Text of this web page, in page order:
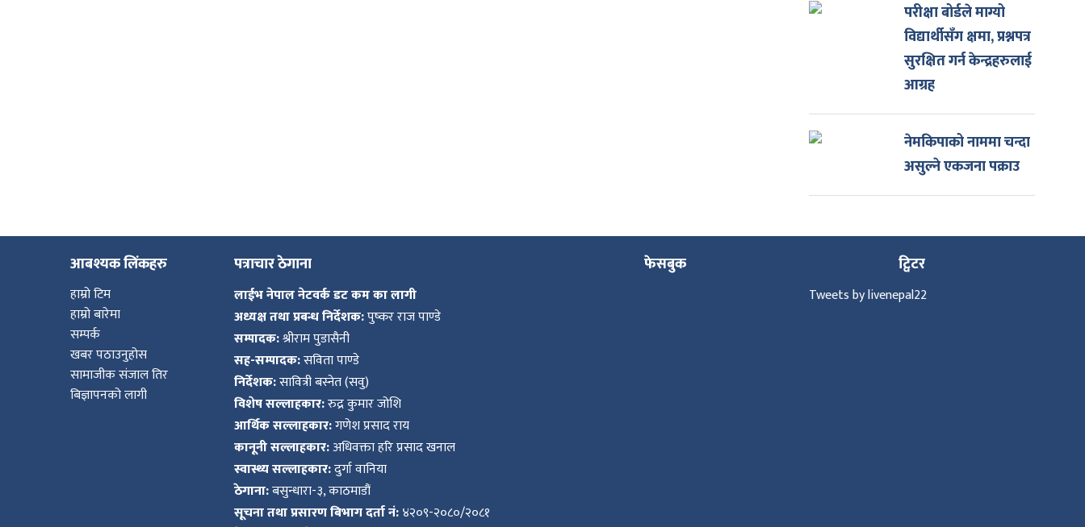
परीक्षा बोर्डले माग्यो
विद्यार्थीसँग क्षमा, प्रश्नपत्र
सुरक्षित गर्न केन्द्रहरुलाई
आग्रह
नेमकिपाको नाममा चन्दा
असुल्ने एकजना पक्राउ
आबश्यक लिंकहरु
हाम्रो टिम
हाम्रो बारेमा
सम्पर्क
खबर पठाउनुहोस
सामाजीक संजाल तिर
बिज्ञापनको लागी
पत्राचार ठेगाना
लाईभ नेपाल नेटवर्क डट कम का लागी
अध्यक्ष तथा प्रबन्ध निर्देशक:पुष्कर राज पाण्डे
सम्पादक:श्रीराम पुडासैनी
सह-सम्पादक:सविता पाण्डे
निर्देशक:सावित्री बस्नेत (सवु)
विशेष सल्लाहकार:रुद्र कुमार जोशि
आर्थिक सल्लाहकार:गणेश प्रसाद राय
कानूनी सल्लाहकार:अधिवक्ता हरि प्रसाद खनाल
स्वास्थ्य सल्लाहकार:दुर्गा वानिया
ठेगाना:बसुन्धारा-३, काठमाडौं
सूचना तथा प्रसारण बिभाग दर्ता नं:४२०९-२०८०/२०८१
फेसबुक ट्विटर
Tweets by livenepal22